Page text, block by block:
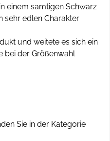
einem samtigen Schwarz
sehr edlen Charakter
und weitete es sich ein
bei der Größenwahl
Sie in der Kategorie